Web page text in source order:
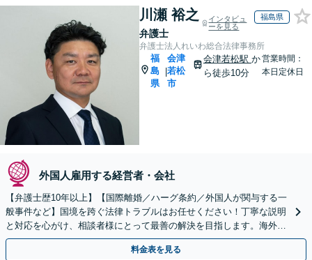
川瀬 裕之
弁護士
インタビュ
ーを見る
福島県
弁護士法人れいわ総合法律事務所
福
島
県
|
会津
若松
市
会津若松駅 か
ら徒歩10分
営業時間：
本日定休日
外国人雇用する経営者・会社
【弁護士歴10年以上】【国際離婚／ハーグ条約／外国人が関与する一
般事件など】国境を跨ぐ法律トラブルはお任せください！丁寧な説明
と対応を心がけ、相談者様にとって最善の解決を目指します。海外在
住中の場合でもお気軽にご相談ください【ビデオ面談可】
料金表を見る